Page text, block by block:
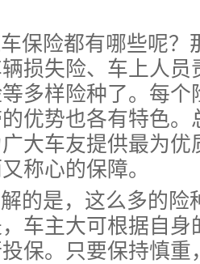
保险都有哪些呢？
损失险、车上人员
多样险种了。每
优势也各有特色
大车友提供最为
称心的保障。
的是，这么多的险
车主大可根据自
保。只要保持慎